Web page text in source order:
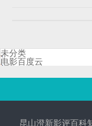
未分类
电影百度云
昆山澄新影评百科